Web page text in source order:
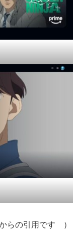
らの引用です ）